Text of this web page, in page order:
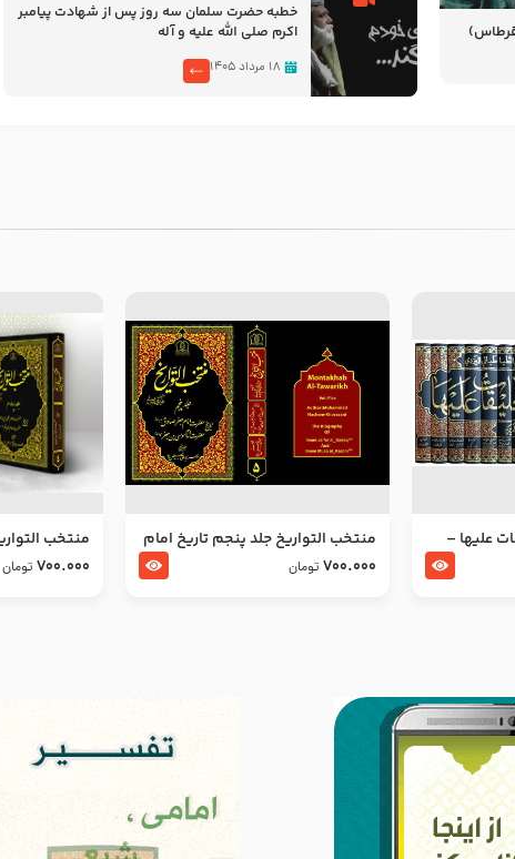
خطبه حضرت سلمان سه روز پس از شهادت پیامبر
اکرم صلی الله علیه و آله
۱۸ مرداد ۱۴۰۵
عليها –
منتخب التواریخ جلد پنجم تاریخ امام
جعفر صادق و امام موسی بن جعفر
700.000 تومان
منتخب
زین العابدین
700.000 تومان